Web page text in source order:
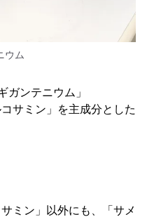
ウム
ガンテニウム」
サミン」を主成分とした
ミン」以外にも、「サメ